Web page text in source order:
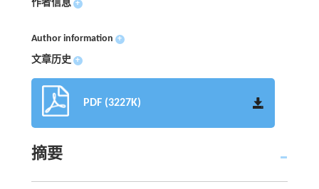
作者信息 +
Author information +
文章历史 +
PDF (3227K)
摘要